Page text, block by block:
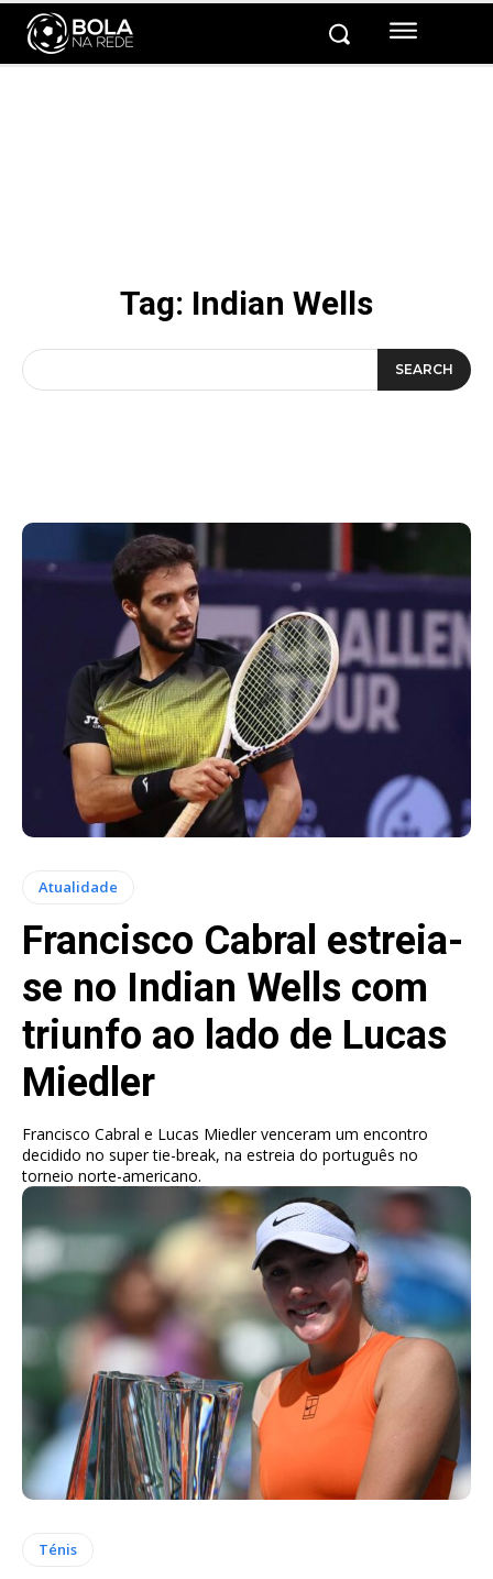
Tag: Indian Wells
SEARCH
Atualidade
Francisco Cabral estreia-
se no Indian Wells com
triunfo ao lado de Lucas
Miedler
Francisco Cabral e Lucas Miedler venceram um encontro
decidido no super tie-break, na estreia do português no
torneio norte-americano.
Ténis